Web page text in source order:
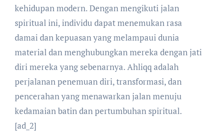
kehidupan modern. Dengan mengikuti jalan
spiritual ini, individu dapat menemukan rasa
damai dan kepuasan yang melampaui dunia
material dan menghubungkan mereka dengan jati
diri mereka yang sebenarnya. Ahliqq adalah
perjalanan penemuan diri, transformasi, dan
pencerahan yang menawarkan jalan menuju
kedamaian batin dan pertumbuhan spiritual.
[ad_2]